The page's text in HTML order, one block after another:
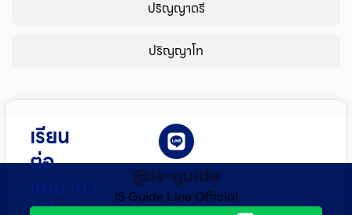
ปริญญาตรี
ปริญญาโท
เรียน
ต่อ
@is-guide
IS Guide Line Official